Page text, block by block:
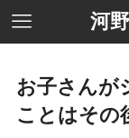
河
お子さんが
ことはその